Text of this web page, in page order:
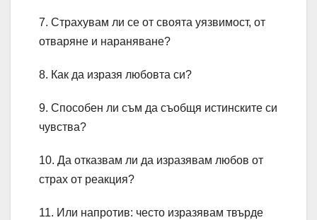
7. Страхувам ли се от своята уязвимост, от
отваряне и нараняване?
8. Как да изразя любовта си?
9. Способен ли съм да съобщя истинските си
чувства?
10. Да отказвам ли да изразявам любов от
страх от реакция?
11. Или напротив: често изразявам твърде